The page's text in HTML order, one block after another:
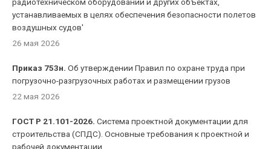
устанавливаемых в целях обеспечения безопасности полетов
воздушных судов'
26 мая 2026
Приказ 753н. Об утверждении Правил по охране труда при
погрузочно-разгрузочных работах и размещении грузов
22 мая 2026
ГОСТ Р 21.101-2026. Система проектной документации для
строительства (СПДС). Основные требования к проектной и
рабочей документации